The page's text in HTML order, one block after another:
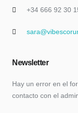
+34 666 92 30
Newsletter
Hay un error en el
contacto con el